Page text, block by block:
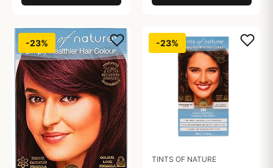
-23% -23%
TINTS OF NATURE